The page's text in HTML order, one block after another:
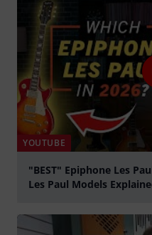
YOUTUBE
"BEST" Epiphone Les
Les Paul Models